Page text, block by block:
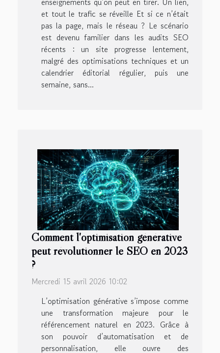
et tout le trafic se réveille Et si ce n’était
pas la page, mais le réseau ? Le scénario
est devenu familier dans les audits SEO
récents : un site progresse lentement,
malgré des optimisations techniques et un
calendrier éditorial régulier, puis une
semaine, sans...
Comment l'optimisation générative
peut révolutionner le SEO en 2023
?
Mercredi 15 avril 2026 10:02
L’optimisation générative s’impose comme
une transformation majeure pour le
référencement naturel en 2023. Grâce à
son pouvoir d’automatisation et de
personnalisation, elle ouvre des